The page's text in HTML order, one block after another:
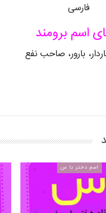
فارسی
اسم برومند
بارور، صاحب نفع
اسم دختر با س